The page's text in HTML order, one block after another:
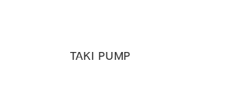
TAKI PUMP